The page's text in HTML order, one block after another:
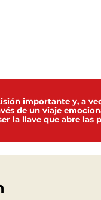
importante y, a
de un viaje
la llave que abre las